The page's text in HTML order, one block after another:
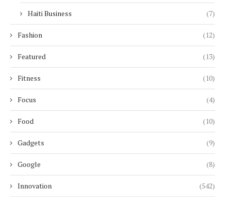
Haiti Business (7)
Fashion (12)
Featured (13)
Fitness (10)
Focus (4)
Food (10)
Gadgets (9)
Google (8)
Innovation (542)